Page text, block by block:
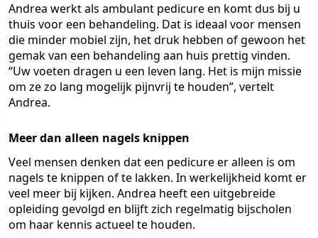
Andrea werkt als ambulant pedicure en komt dus bij u
thuis voor een behandeling. Dat is ideaal voor mensen
die minder mobiel zijn, het druk hebben of gewoon het
gemak van een behandeling aan huis prettig vinden.
“Uw voeten dragen u een leven lang. Het is mijn missie
om ze zo lang mogelijk pijnvrij te houden”, vertelt
Andrea.
Meer dan alleen nagels knippen
Veel mensen denken dat een pedicure er alleen is om
nagels te knippen of te lakken. In werkelijkheid komt er
veel meer bij kijken. Andrea heeft een uitgebreide
opleiding gevolgd en blijft zich regelmatig bijscholen
om haar kennis actueel te houden.